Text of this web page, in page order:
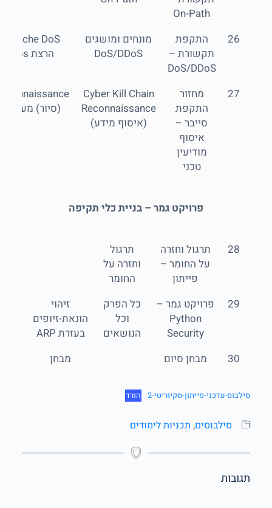
On-Path
26
התקפת
תקשורת –
DoS/DDoS
מונחים ומושגים
DoS/DDoS
Apache DoS
הרצת Dos
27
מחזור
התקפת
סייבר –
איסוף
מודיעין
טכני
Cyber Kill Chain
Reconnaissance
(איסוף מידע)
(סיור) מערכת
פרויקט גמר – בניית כלי תקיפה
28
תרגול וחזרה
על החומר –
פייתון
תרגול
וחזרה על
החומר
29
פרויקט גמר –
Python
Security
כל הפרק
וכל
הנושאים
זיהוי
הונאת-זיופים
בעזרת ARP
30
מבחן סיום מבחן
סילבוס-עדכני-פייתון-סקיוריטי-2 הורד
סילבוסים, תכניות לימודים
תגובות